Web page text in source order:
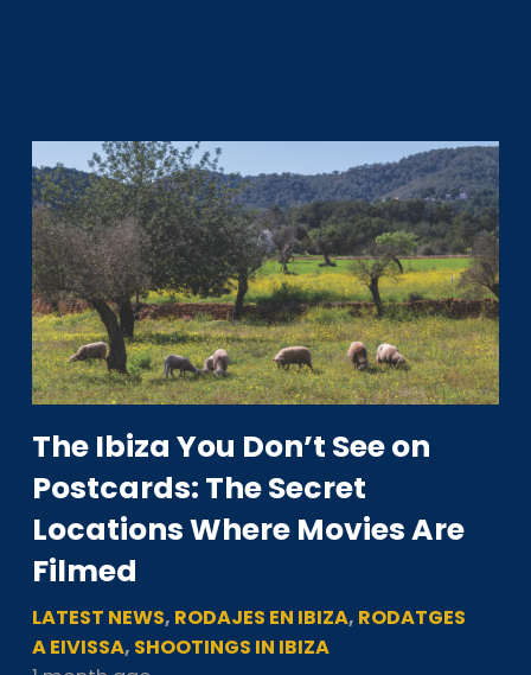
The Ibiza You Don’t See on
Postcards: The Secret
Locations Where Movies Are
Filmed
LATEST NEWS, RODAJES EN IBIZA, RODATGES
A EIVISSA, SHOOTINGS IN IBIZA